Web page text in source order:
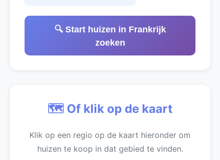
🔍 Start huizen in Frankrijk
zoeken
🗺️ Of klik op de kaart
Klik op een regio op de kaart hieronder om
huizen te koop in dat gebied te vinden.